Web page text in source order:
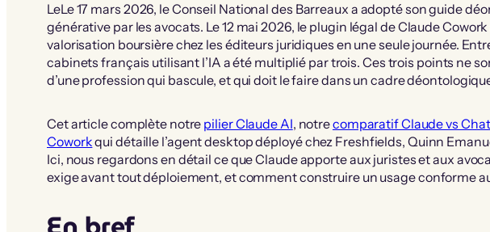
LeLe 17 mars 2026, le Conseil National des Barreaux a adopté son guide
générative par les avocats. Le 12 mai 2026, le plugin légal de Claude
valorisation boursière chez les éditeurs juridiques en une seule journée.
cabinets français utilisant l’IA a été multiplié par trois. Ces trois points ne
d’une profession qui bascule, et qui doit le faire dans un cadre
Cet article complète notre pilier Claude AI, notrecomparatif Claude vs
Coworkqui détaille l’agent desktop déployé chez Freshfields, Quinn
Ici, nous regardons en détail ce que Claude apporte aux juristes et aux
exige avant tout déploiement, et comment construire un usage conforme au